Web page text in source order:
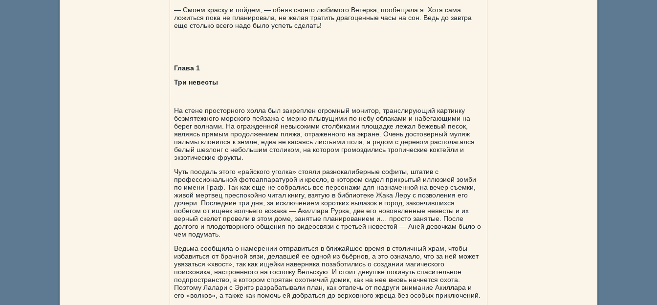
— Смоем краску и пойдем, — обняв своего любимого Ветерка, пообещала я. Хотя сама
ложиться пока не планировала, не желая тратить драгоценные часы на сон. Ведь до завтра
еще столько всего надо было успеть сделать!
Глава 1
Три невесты
На стене просторного холла был закреплен огромный монитор, транслирующий картинку
безмятежного морского пейзажа с мерно плывущими по небу облаками и набегающими на
берег волнами. На огражденной невысокими столбиками площадке лежал бежевый песок,
являясь прямым продолжением пляжа, отраженного на экране. Очень достоверный муляж
пальмы клонился к земле, едва не касаясь листьями пола, а рядом с деревом располагался
белый шезлонг с небольшим столиком, на котором громоздились тропические коктейли и
экзотические фрукты.
Чуть поодаль этого «райского уголка» стояли разнокалиберные софиты, штатив с
профессиональной фотоаппаратурой и кресло, в котором сидел прикрытый иллюзией зомби
по имени Граф. Так как еще не собрались все персонажи для назначенной на вечер съемки,
живой мертвец преспокойно читал книгу, взятую в библиотеке Жака Леру с позволения его
дочери. Последние три дня, за исключением коротких вылазок в город, закончившихся
побегом от ищеек волчьего вожака — Акиллара Рурка, две его новоявленные невесты и их
верный скелет провели в этом доме, занятые планированием и… просто занятые. После
долгого и плодотворного общения по видеосвязи с третьей невестой — Аней девочкам было о
чем подумать.
Ведьма сообщила о намерении отправиться в ближайшее время в столичный храм, чтобы
избавиться от брачной вязи, делавшей ее одной из бьёрнов, а это означало, что за ней может
увязаться «хвост», так как ищейки наверняка позаботились о создании магического
поисковика, настроенного на госпожу Вельскую. И стоит девушке покинуть спасительное
подпространство, в котором спрятан охотничий домик, как на нее вновь начнется охота.
Поэтому Лалари с Эритэ разрабатывали план, как отвлечь от подруги внимание Акиллара и
его «волков», а также как помочь ей добраться до верховного жреца без особых приключений.